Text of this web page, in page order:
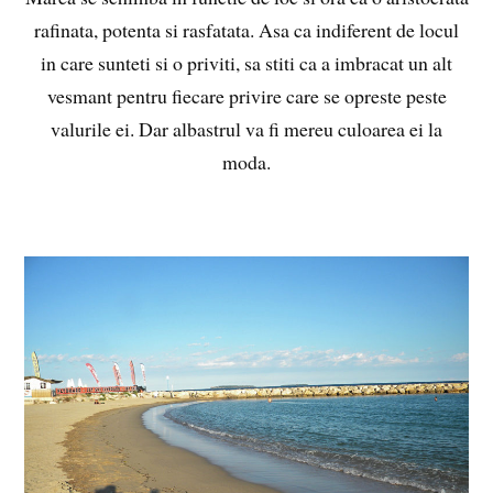
rafinata, potenta si rasfatata. Asa ca indiferent de locul
in care sunteti si o priviti, sa stiti ca a imbracat un alt
vesmant pentru fiecare privire care se opreste peste
valurile ei. Dar albastrul va fi mereu culoarea ei la
moda.